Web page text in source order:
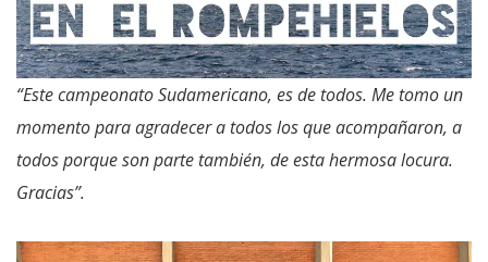
“Este campeonato Sudamericano, es de todos. Me tomo un
momento para agradecer a todos los que acompañaron, a
todos porque son parte también, de esta hermosa locura.
Gracias”.